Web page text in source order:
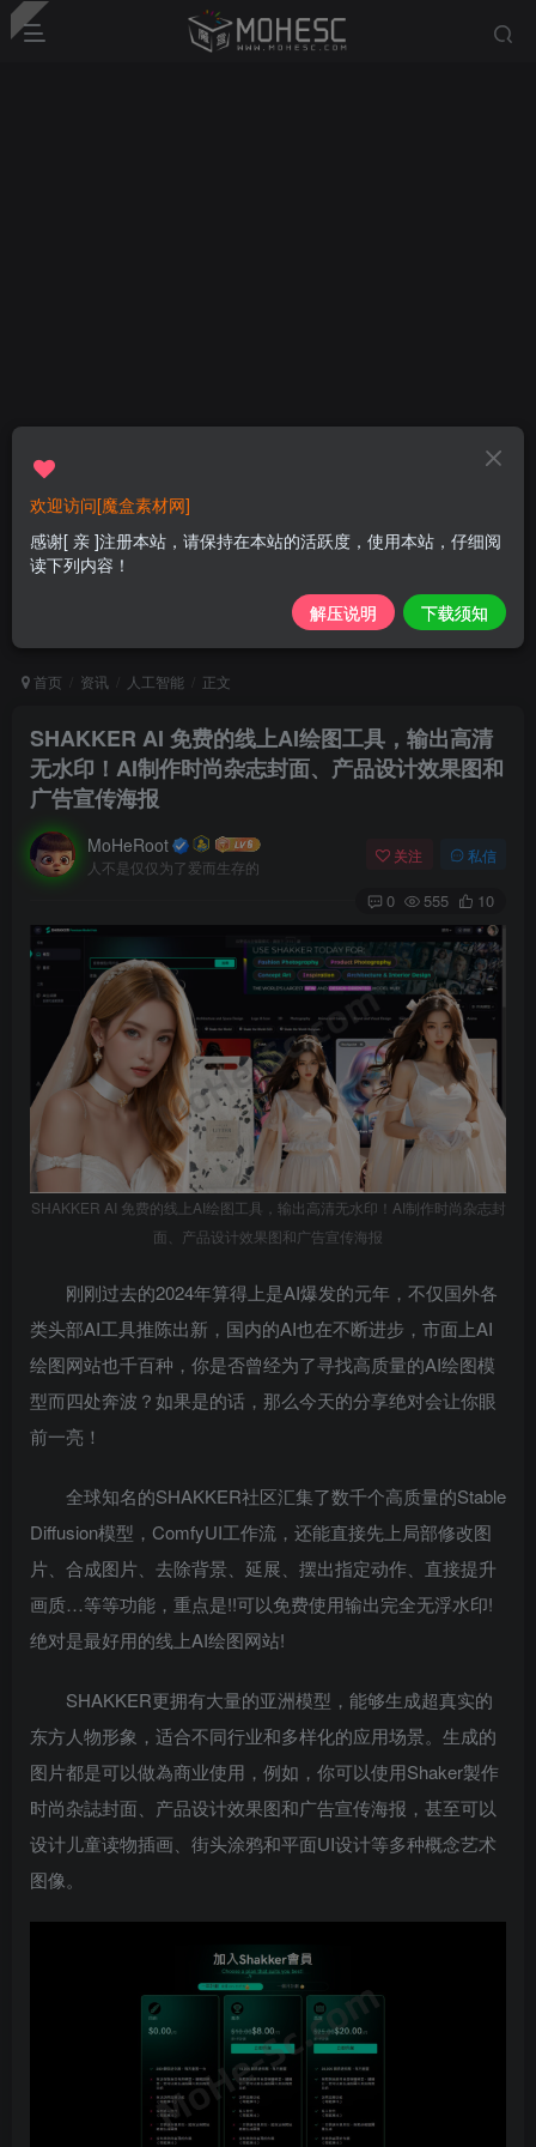
首页 资讯 人工智能 正文
SHAKKER AI 免费的线上AI绘图工具，输出高清
无水印！AI制作时尚杂志封面、产品设计效果图和
广告宣传海报
MoHeRoot
人不是仅仅为了爱而生存的
关注 私信
0 555 10
SHAKKER AI 免费的线上AI绘图工具，输出高清无水印！AI制作时尚杂志封
面、产品设计效果图和广告宣传海报
刚刚过去的2024年算得上是AI爆发的元年，不仅国外各
类头部AI工具推陈出新，国内的AI也在不断进步，市面上AI
绘图网站也千百种，你是否曾经为了寻找高质量的AI绘图模
型而四处奔波？如果是的话，那么今天的分享绝对会让你眼
前一亮！
全球知名的SHAKKER社区汇集了数千个高质量的Stable
Diffusion模型，ComfyUI工作流，还能直接先上局部修改图
片、合成图片、去除背景、延展、摆出指定动作、直接提升
画质…等等功能，重点是!!可以免费使用输出完全无浮水印!
绝对是最好用的线上AI绘图网站!
SHAKKER更拥有大量的亚洲模型，能够生成超真实的
东方人物形象，适合不同行业和多样化的应用场景。生成的
图片都是可以做為商业使用，例如，你可以使用Shaker製作
时尚杂誌封面、产品设计效果图和广告宣传海报，甚至可以
设计儿童读物插画、街头涂鸦和平面UI设计等多种概念艺术
图像。
欢迎访问[魔盒素材网]
感谢[ 亲 ]注册本站，请保持在本站的活跃度，使用本站，仔细阅
读下列内容！
解压说明 下载须知